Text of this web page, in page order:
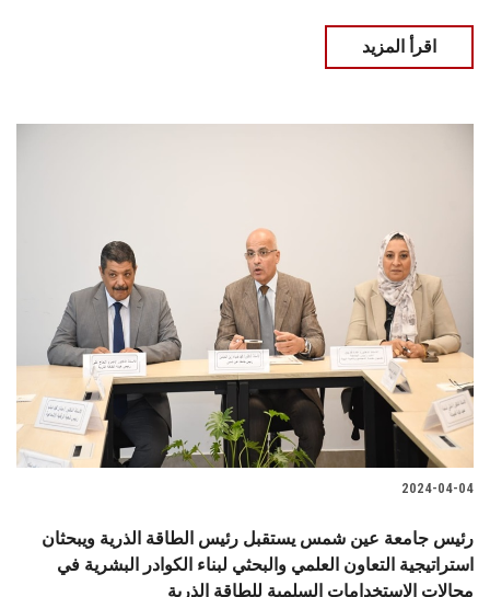
اقرأ المزيد
2024-04-04
رئيس جامعة عين شمس يستقبل رئيس الطاقة الذرية ويبحثان
استراتيجية التعاون العلمي والبحثي لبناء الكوادر البشرية في
مجالات الاستخدامات السلمية للطاقة الذرية